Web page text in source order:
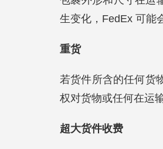
生变化，FedEx 可能
重货
若货件所含的任何货
权对货物或任何在运
超大货件收费